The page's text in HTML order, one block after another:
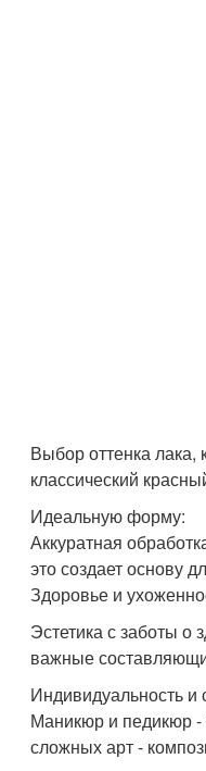
Выбор оттенка
классический
Идеальную форму:
Аккуратная
это создает основу
Здоровье и
Эстетика с заботы о
важные
Индивидуальность и
Маникюр и педикюр -
сложных арт -